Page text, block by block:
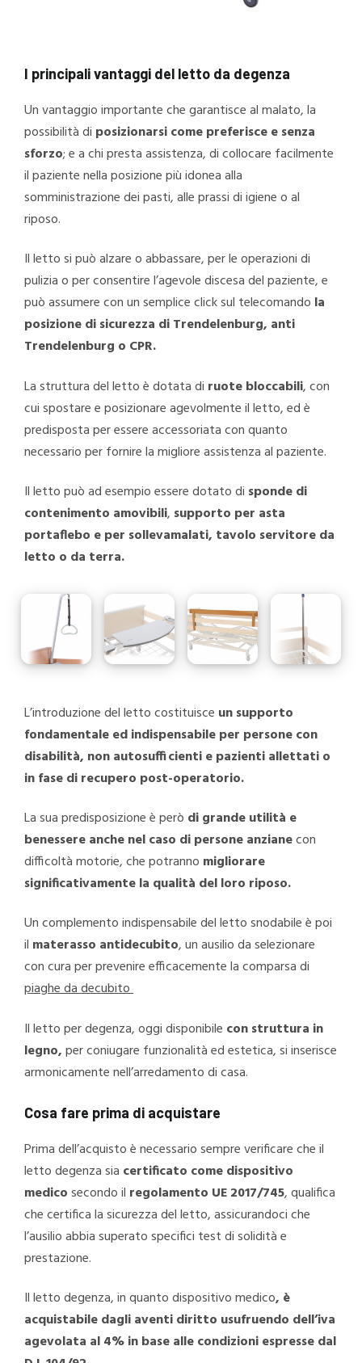
I principali vantaggi del letto da degenza
Un vantaggio importante che garantisce al malato, la
possibilità di posizionarsi come preferisce e senza
sforzo; e a chi presta assistenza, di collocare facilmente
il paziente nella posizione più idonea alla
somministrazione dei pasti, alle prassi di igiene o al
riposo.
Il letto si può alzare o abbassare, per le operazioni di
pulizia o per consentire l’agevole discesa del paziente, e
può assumere con un semplice click sul telecomando la
posizione di sicurezza di Trendelenburg, anti
Trendelenburg o CPR.
La struttura del letto è dotata di ruote bloccabili, con
cui spostare e posizionare agevolmente il letto, ed è
predisposta per essere accessoriata con quanto
necessario per fornire la migliore assistenza al paziente.
Il letto può ad esempio essere dotato di sponde di
contenimento amovibili, supporto per asta
portaflebo e per sollevamalati, tavolo servitore da
letto o da terra.
L’introduzione del letto costituisce un supporto
fondamentale ed indispensabile per persone con
disabilità, non autosufficienti e pazienti allettati o
in fase di recupero post-operatorio.
La sua predisposizione è però di grande utilità e
benessere anche nel caso di persone anzianecon
difficoltà motorie, che potranno migliorare
significativamente la qualità del loro riposo.
Un complemento indispensabile del letto snodabile è poi
il materasso antidecubito, un ausilio da selezionare
con cura per prevenire efficacemente la comparsa di
piaghe da decubito
Il letto per degenza, oggi disponibile con struttura in
legno,per coniugare funzionalità ed estetica, si inserisce
armonicamente nell’arredamento di casa.
Cosa fare prima di acquistare
Prima dell’acquisto è necessario sempre verificare che il
letto degenza sia certificato come dispositivo
medicosecondo il regolamento UE 2017/745, qualifica
che certifica la sicurezza del letto, assicurandoci che
l’ausilio abbia superato specifici test di solidità e
prestazione.
Il letto degenza, in quanto dispositivo medico, è
acquistabile dagli aventi diritto usufruendo dell’iva
agevolata al 4% in base alle condizioni espresse dal